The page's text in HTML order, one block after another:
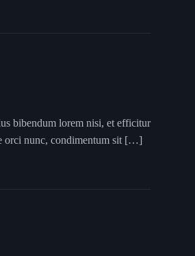
bibendum lorem nisi, et efficitur
orci nunc, condimentum sit […]